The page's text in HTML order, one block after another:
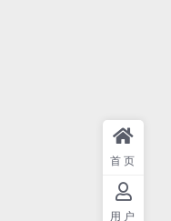
首页
用户